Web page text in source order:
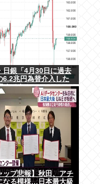
日銀「4月30日に過去
6.2兆円為替介入した
めてよ！」
ップ悲報】秋田、アチ
なる模様…日本最大級